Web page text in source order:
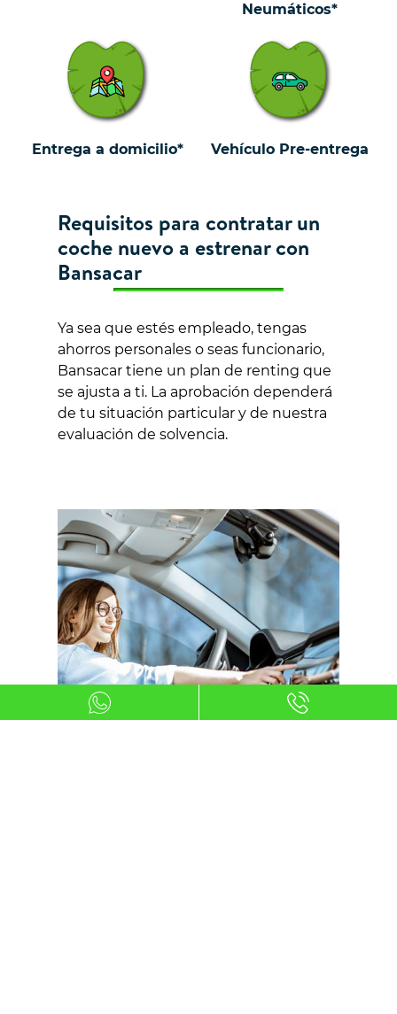
Neumáticos*
Entrega a domicilio* Vehículo Pre-entrega
Requisitos para contratar un
coche nuevo a estrenar con
Bansacar
Ya sea que estés empleado, tengas
ahorros personales o seas funcionario,
Bansacar tiene un plan de renting que
se ajusta a ti. La aprobación dependerá
de tu situación particular y de nuestra
evaluación de solvencia.